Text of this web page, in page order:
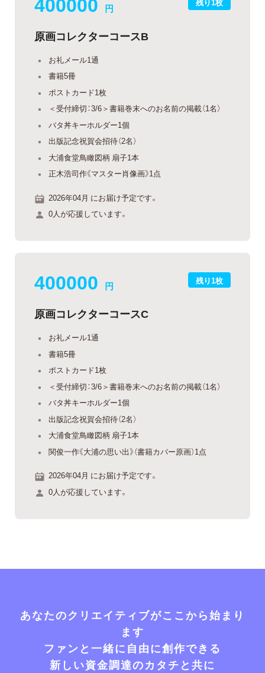
円
原画コレクターコースB
お礼メール1通
書籍5冊
ポストカード1枚
＜受付締切：3/6＞書籍巻末へのお名前の掲載（1名）
バタ丼キーホルダー1個
出版記念祝賀会招待（2名）
大浦食堂鳥瞰図柄 扇子1本
正木浩司作《マスター肖像画》1点
2026年04月 にお届け予定です。
0人が応援しています。
残り1枚
400000 円
原画コレクターコースC
お礼メール1通
書籍5冊
ポストカード1枚
＜受付締切：3/6＞書籍巻末へのお名前の掲載（1名）
バタ丼キーホルダー1個
出版記念祝賀会招待（2名）
大浦食堂鳥瞰図柄 扇子1本
関俊一作《大浦の思い出》（書籍カバー原画）1点
2026年04月 にお届け予定です。
0人が応援しています。
あなたのクリエイティブがここから始まり
ます
ファンと一緒に自由に創作できる
新しい資金調達のカタチと共に